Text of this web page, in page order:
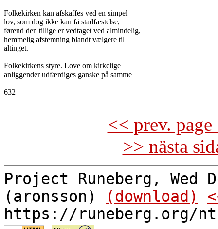
Folkekirken kan afskaffes ved en simpel
lov, som dog ikke kan få stadfæstelse,
førend den tillige er vedtaget ved almindelig,
hemmelig afstemning blandt vælgere til
altinget.
Folkekirkens styre. Love om kirkelige
anliggender udfærdiges ganske på samme
632
<< prev.
>> nästa
Project Runeberg, Wed
(aronsson)
(download)
https://runeberg.org/